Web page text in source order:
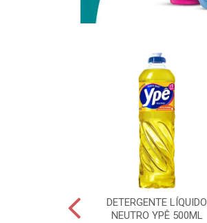
DETERGENTE LÍQUIDO
NEUTRO YPÊ 500ML